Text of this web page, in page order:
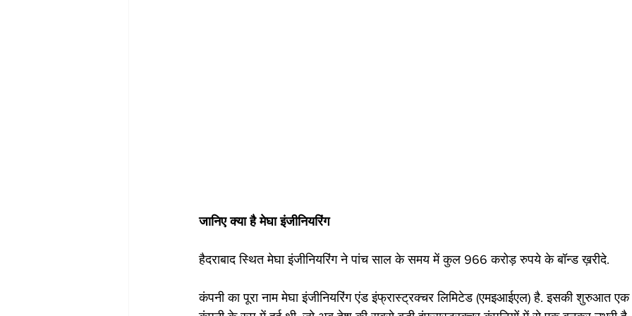
जानिए क्या है मेघा इंजीनियरिंग
हैदराबाद स्थित मेघा इंजीनियरिंग ने पांच साल के समय में कुल 966 करोड़ रुपये के बॉन्ड ख़रीदे.
कंपनी का पूरा नाम मेघा इंजीनियरिंग एंड इंफ्रास्ट्रक्चर लिमिटेड (एमइआईएल) है. इसकी शुरुआत एक